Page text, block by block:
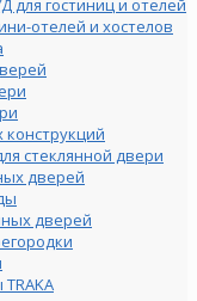
отелей и хостелов
конструкций
стеклянной двери
дверей
дверей